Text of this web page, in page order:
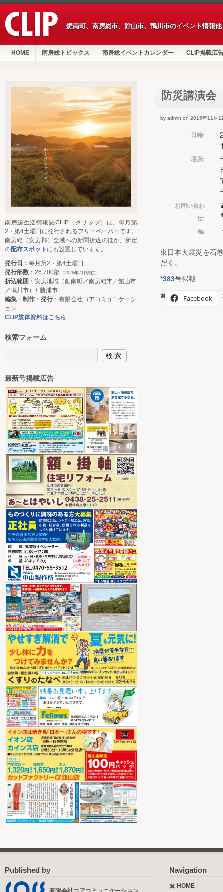
鋸南町、南房総市、館山市、鴨川市のイベント情報
HOME 南房総トピックス 南房総イベントカレンダー CLIP掲載広告
防災講演会
by admin on 2015年11月
日時:
場所:
お問い合わ
せ:
東日本大震災を石
だく。
*383号掲載
Facebook
南房総生活情報誌CLIP（クリップ）は、毎月第
2・第4土曜日に発行されるフリーペーパーです。
南房総（安房郡）全域への新聞折込のほか、所定
の配布スポット にも設置しています。
発行日： 毎月第2・第4土曜日
発行部数 ：26,700部 （2026年7月現在）
折込範囲 ：安房地域（鋸南町／南房総市／館山市
／鴨川市）+ 勝浦市
編集・制作・発行：有限会社コアコミュニケーシ
ョン
CLIP媒体資料はこちら
検索フォーム
最新号掲載広告
Published by
有限会社コアコミュニケーション
Navigation
HOME